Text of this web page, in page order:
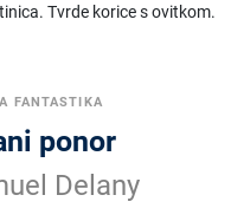
Tvrde korice s ovitkom.
FANTASTIKA
ponor
Delany